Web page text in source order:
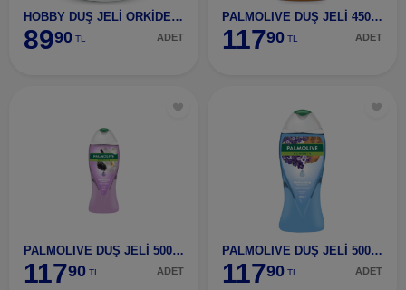
HOBBY DUŞ JELİ ORKİDE 500 ML
8990 TL ADET
PALMOLIVE DUŞ JELİ 450 MLŞEFTALİ
11790 TL ADET
PALMOLIVE DUŞ JELİ 500 MLBÖĞÜRTLEN)
11790 TL ADET
PALMOLIVE DUŞ JELİ 500 MLLAVANTA
11790 TL ADET